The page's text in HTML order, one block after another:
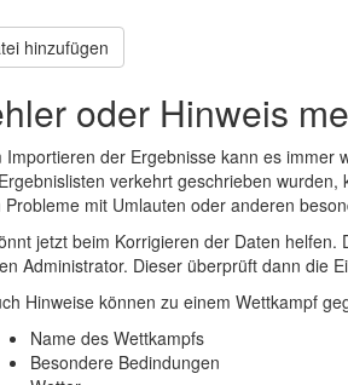
hinzufügen
oder Hinweis
Importieren der Ergebnisse kann es
verkehrt geschrieben
Probleme mit Umlauten oder anderen
jetzt beim Korrigieren der Daten
Administrator. Dieser überprüft dann die
Hinweise können zu einem Wettkampf
Name des Wettkampfs
Besondere Bedindungen